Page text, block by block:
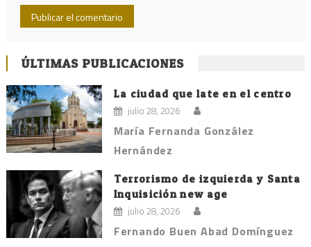
ÚLTIMAS PUBLICACIONES
La ciudad que late en el centro
julio 28, 2026
María Fernanda González
Hernández
Terrorismo de izquierda y Santa
Inquisición new age
julio 28, 2026
Fernando Buen Abad Domínguez